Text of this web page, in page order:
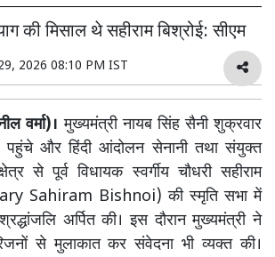
की मिसाल थे सहीराम बिश्रोई: सीएम
2026 08:10 PM IST
वर्मा)। मुख्यमंत्री नायब सिंह सैनी शुक्रवार
पहुंचे और हिंदी आंदोलन सेनानी तथा संयुक्त
से पूर्व विधायक स्वर्गीय चौधरी सहीराम
Sahiram Bishnoi) की स्मृति सभा में
अर्पित की। इस दौरान मुख्यमंत्री ने
से मुलाकात कर संवेदना भी व्यक्त की।